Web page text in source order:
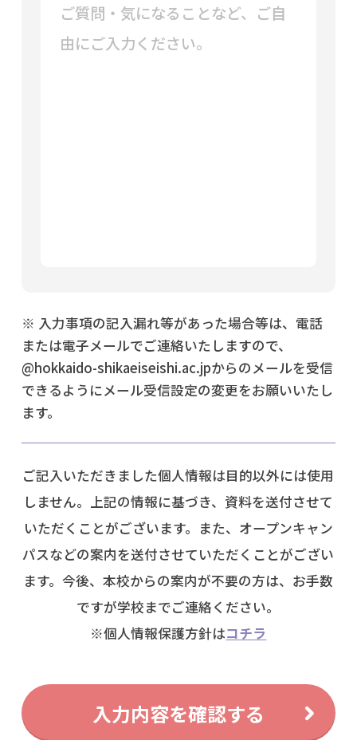
※ 入力事項の記入漏れ等があった場合等は、電話
または電子メールでご連絡いたしますので、
@hokkaido-shikaeiseishi.ac.jpからのメールを受信
できるようにメール受信設定の変更をお願いいたし
ます。
ご記入いただきました個人情報は目的以外には使用
しません。上記の情報に基づき、資料を送付させて
いただくことがございます。 また、オープンキャン
パスなどの案内を送付させていただくことがござい
ます。今後、本校からの案内が不要の方は、お手数
ですが学校までご連絡ください。
※個人情報保護方針はコチラ